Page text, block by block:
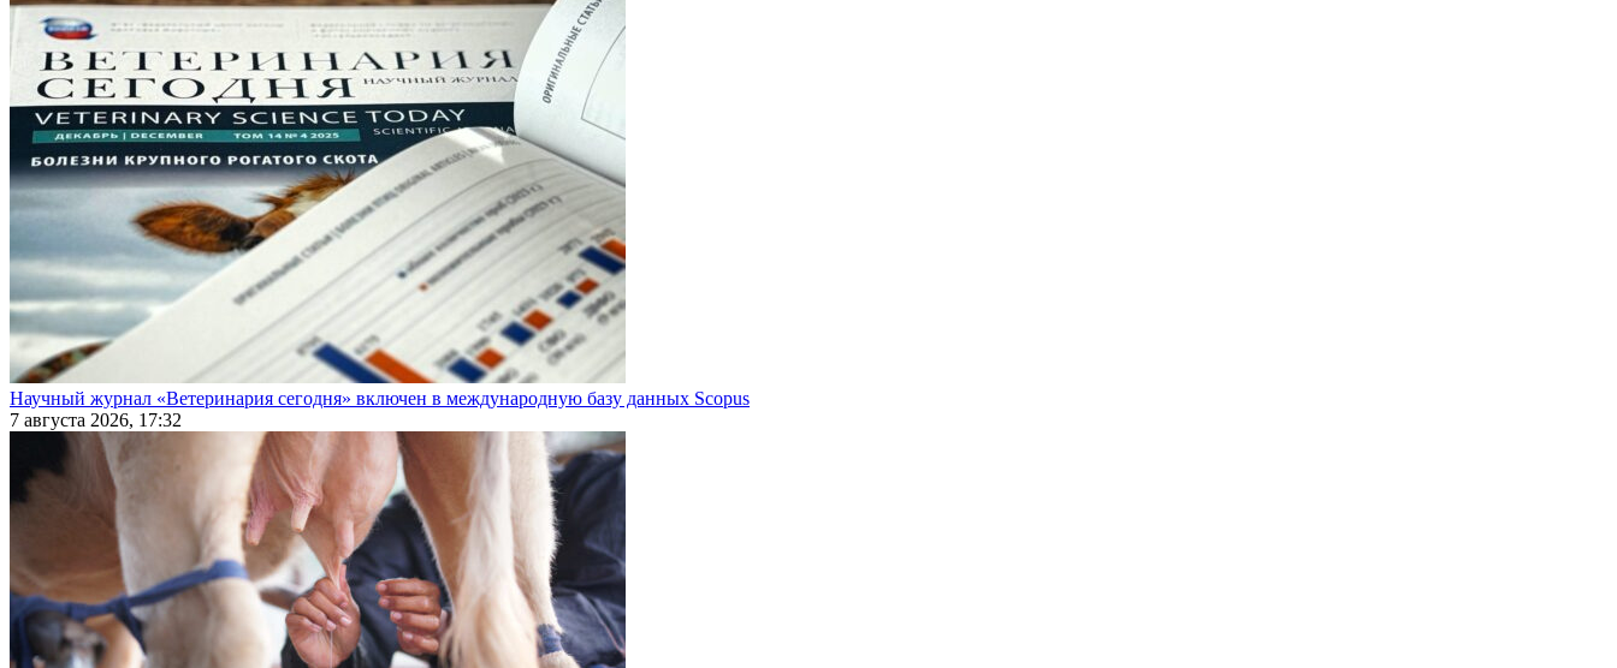
Научный журнал «Ветеринария сегодня» включен в международную базу данных Scopus
7 августа 2026, 17:32